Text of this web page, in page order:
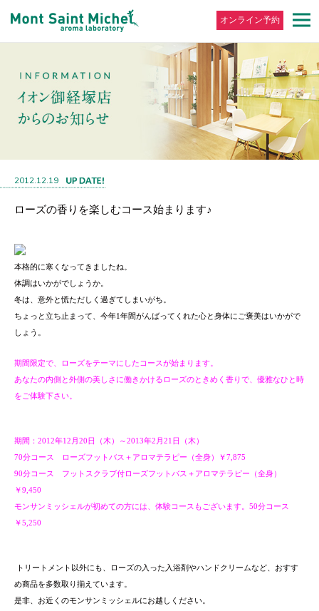
オンライン予約
2012.12.19
ローズの香りを楽しむコース始まります♪
本格的に寒くなってきましたね。
体調はいかがでしょうか。
冬は、意外と慌ただしく過ぎてしまいがち。
ちょっと立ち止まって、今年1 年間がんばってくれた心と身体にご褒美はいかがで
しょう。
期間限定で、ローズをテーマにしたコースが始まります。
あなたの内側と外側の美しさに働きかけるローズのときめく香りで、優雅なひと時
をご体験下さい。
期間： 2012年12 月20日（木）～2013年2 月21 日（木）
70分コース ローズフットバス＋アロマテラピー（全身）￥7,875
90分コース フットスクラブ付ローズフットバス＋アロマテラピー（全身）
￥9,450
モンサンミッシェルが初めての方には、体験コースもございます。 50分コース
￥5,250
トリートメント以外にも、ローズの入った入浴剤やハンドクリームなど、おすす
め商品を多数取り揃えています。
是非、お近くのモンサンミッシェルにお越しください。